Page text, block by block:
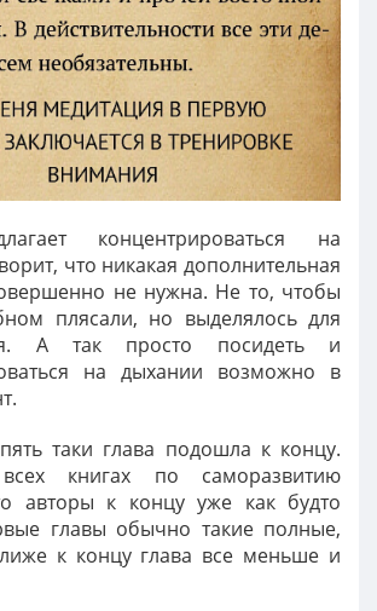
концентрироваться на
что никакая дополнительная
не нужна. Не то, чтобы
плясали, но выделялось для
А так просто посидеть и
на дыхании возможно в
таки глава подошла к концу.
книгах по саморазвитию
авторы к концу уже как будто
главы обычно такие полные,
к концу глава все меньше и